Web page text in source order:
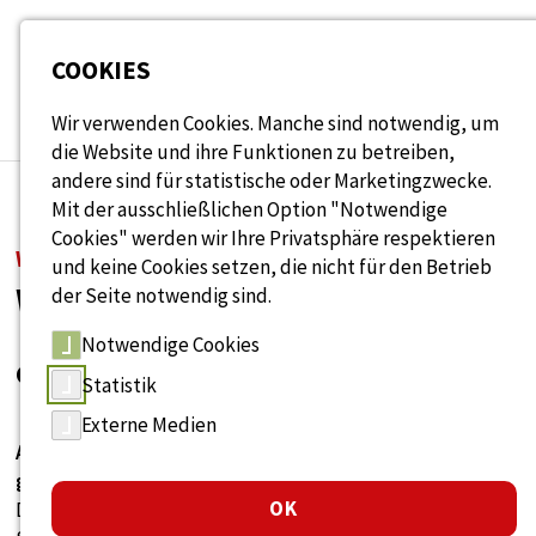
Seitenbereiche:
WISSENSDATENBANK
Wissen rund um Alter
& Arbeit
Antworten, Ideen und Lösungen für
generationengerechtes Arbeiten.
Durchsuchen Sie unsere Sammlung aus Fachartikeln,
COOKIES
Wir verwenden Cookies. Manche sind notwendig, um
die Website und ihre Funktionen zu betreiben,
andere sind für statistische oder Marketingzwecke.
Mit der ausschließlichen Option "Notwendige
Cookies" werden wir Ihre Privatsphäre respektieren
und keine Cookies setzen, die nicht für den Betrieb
der Seite notwendig sind.
Notwendige Cookies
Statistik
Externe Medien
OK